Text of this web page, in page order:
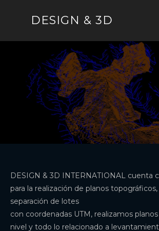
DESIGN & 3D
DESIGN & 3D INTERNATIONAL cuenta
para la realización de planos
separación de lotes
con coordenadas UTM, realizamos
nivel y todo lo relacionado a